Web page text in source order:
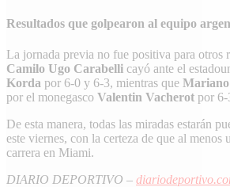
Resultados que golpearon al equipo
La jornada previa no fue positiva para otros
Camilo Ugo Carabelli cayó ante el
Korda por 6-0 y 6-3, mientras que
por el monegasco Valentin Vacherot por
De esta manera, todas las miradas estarán
este viernes, con la certeza de que al menos
carrera en Miami.
DIARIO DEPORTIVO –